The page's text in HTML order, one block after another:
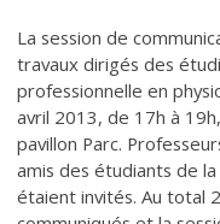
La session de
travaux dirigés des
professionnelle en
avril 2013, de 17h à
pavillon Parc.
amis des étudiants de
étaient invités. Au total